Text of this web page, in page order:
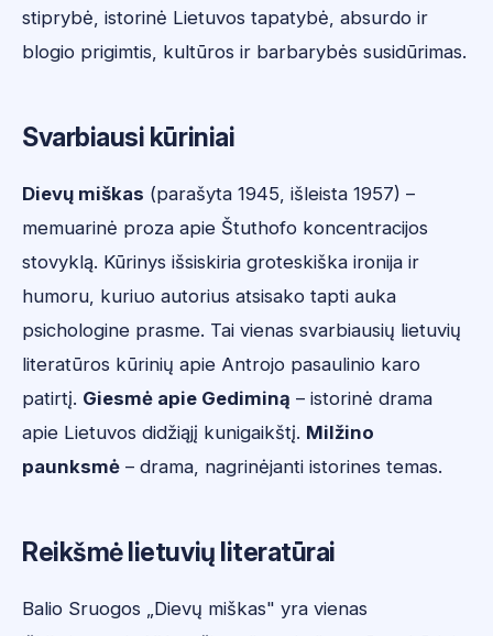
stiprybė, istorinė Lietuvos tapatybė, absurdo ir
blogio prigimtis, kultūros ir barbarybės susidūrimas.
Svarbiausi kūriniai
Dievų miškas (parašyta 1945, išleista 1957) –
memuarinė proza apie Štuthofo koncentracijos
stovyklą. Kūrinys išsiskiria groteskiška ironija ir
humoru, kuriuo autorius atsisako tapti auka
psichologine prasme. Tai vienas svarbiausių lietuvių
literatūros kūrinių apie Antrojo pasaulinio karo
patirtį. Giesmė apie Gediminą – istorinė drama
apie Lietuvos didžiąjį kunigaikštį. Milžino
paunksmė – drama, nagrinėjanti istorines temas.
Reikšmė lietuvių literatūrai
Balio Sruogos „Dievų miškas" yra vienas